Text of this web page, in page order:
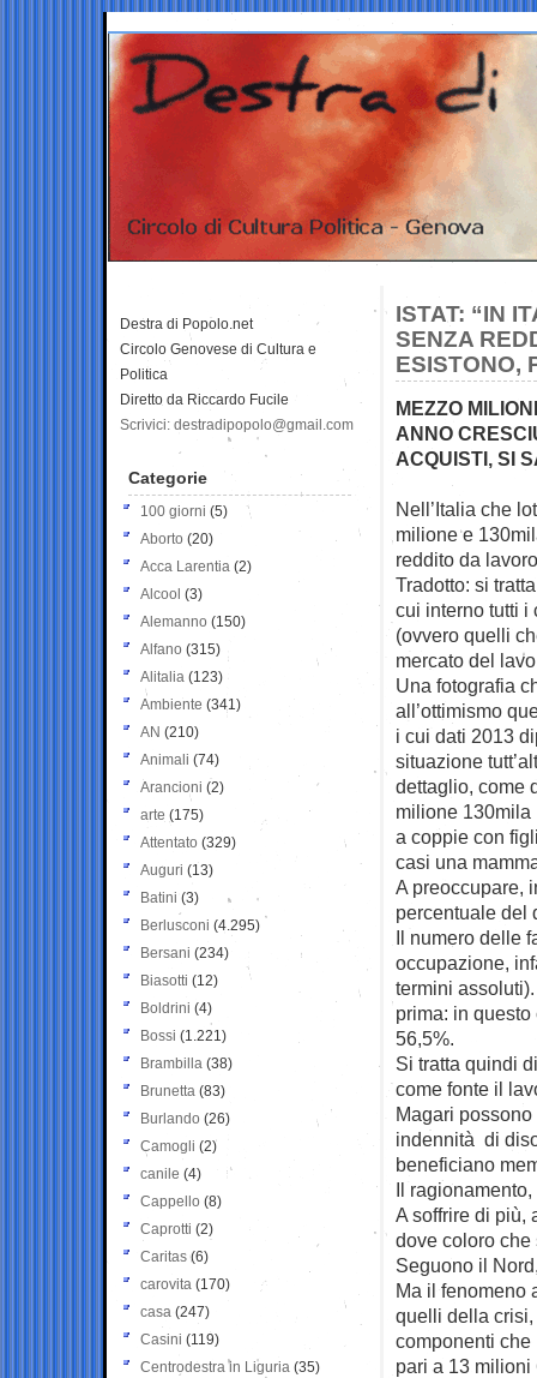
ISTAT: “IN
SENZA
ESISTONO,
MEZZO
ANNO
ACQUISTI, SI
Nell’Italia che
milione e
reddito da
Tradotto: si
cui interno tutti i
(ovvero quelli
mercato del
Una fotografia
all’ottimismo
i cui dati 2013
situazione
dettaglio, come
milione 130mila
a coppie con
casi una
A preoccupare,
percentuale del
Il numero delle
occupazione,
termini
prima: in
56,5%.
Si tratta quindi
come fonte il
Magari
indennità di
beneficiano
Il
A soffrire di più,
dove coloro che
Seguono il
Ma il fenomeno
quelli della
componenti che
pari a 13
Destra di Popolo.net
Circolo Genovese di Cultura e
Politica
Diretto da Riccardo Fucile
Scrivici: destradipopolo@gmail.com
Categorie
100 giorni (5)
Aborto (20)
Acca Larentia (2)
Alcool (3)
Alemanno (150)
Alfano (315)
Alitalia (123)
Ambiente (341)
AN (210)
Animali (74)
Arancioni (2)
arte (175)
Attentato (329)
Auguri (13)
Batini (3)
Berlusconi (4.295)
Bersani (234)
Biasotti (12)
Boldrini (4)
Bossi (1.221)
Brambilla (38)
Brunetta (83)
Burlando (26)
Camogli (2)
canile (4)
Cappello (8)
Caprotti (2)
Caritas (6)
carovita (170)
casa (247)
Casini (119)
Centrodestra in Liguria (35)